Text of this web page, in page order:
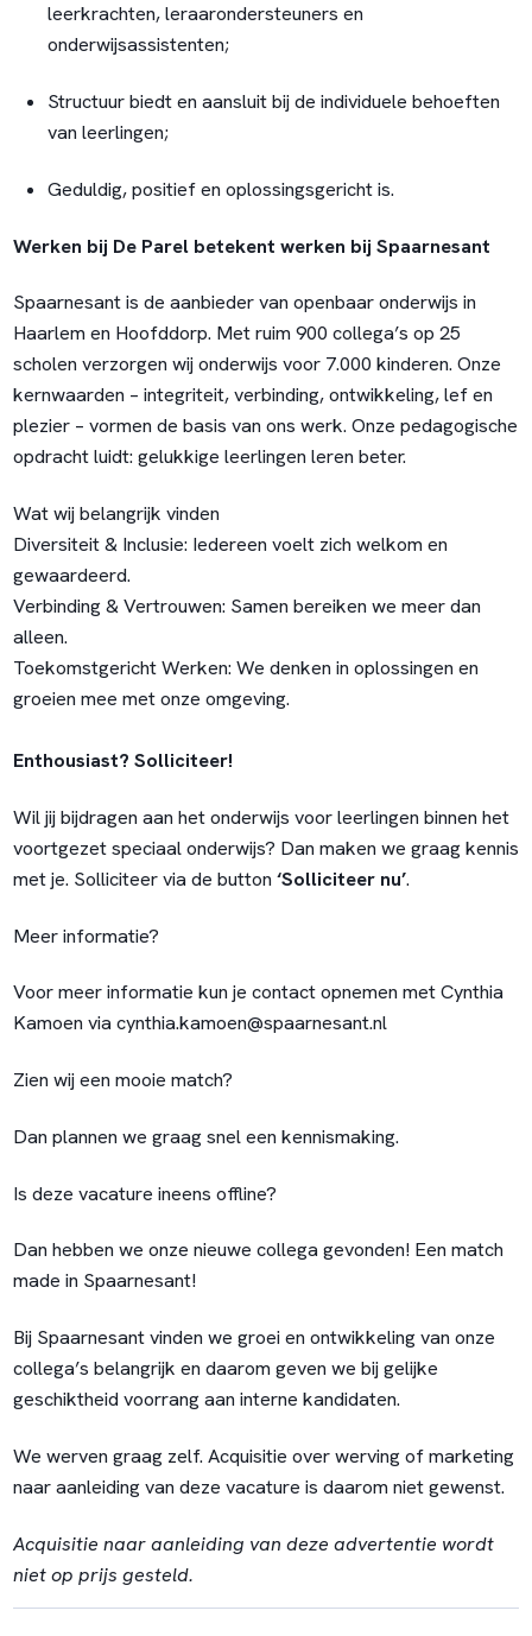
leerkrachten, leraarondersteuners en
onderwijsassistenten;
Structuur biedt en aansluit bij de individuele behoeften
van leerlingen;
Geduldig, positief en oplossingsgericht is.
Werken bij De Parel betekent werken bij Spaarnesant
Spaarnesant is de aanbieder van openbaar onderwijs in
Haarlem en Hoofddorp. Met ruim 900 collega’s op 25
scholen verzorgen wij onderwijs voor 7.000 kinderen. Onze
kernwaarden – integriteit, verbinding, ontwikkeling, lef en
plezier – vormen de basis van ons werk. Onze pedagogische
opdracht luidt: gelukkige leerlingen leren beter.
Wat wij belangrijk vinden
Diversiteit & Inclusie: Iedereen voelt zich welkom en
gewaardeerd.
Verbinding & Vertrouwen: Samen bereiken we meer dan
alleen.
Toekomstgericht Werken: We denken in oplossingen en
groeien mee met onze omgeving.
Enthousiast? Solliciteer!
Wil jij bijdragen aan het onderwijs voor leerlingen binnen het
voortgezet speciaal onderwijs? Dan maken we graag kennis
met je. Solliciteer via de button ‘Solliciteer nu’.
Meer informatie?
Voor meer informatie kun je contact opnemen metCynthia
Kamoen via cynthia.kamoen@spaarnesant.nl
Zien wij een mooie match?
Dan plannen we graag snel een kennismaking.
Is deze vacature ineens offline?
Dan hebben we onze nieuwe collega gevonden! Een match
made in Spaarnesant!
Bij Spaarnesant vinden we groei en ontwikkeling van onze
collega’s belangrijk en daarom geven we bij gelijke
geschiktheid voorrang aan interne kandidaten.
We werven graag zelf. Acquisitie over werving of marketing
naar aanleiding van deze vacature is daarom niet gewenst.
Acquisitie naar aanleiding van deze advertentie wordt
niet op prijs gesteld.